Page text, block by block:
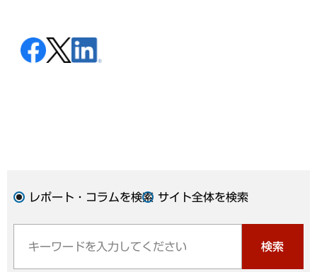
レポート・コラムを検索 サイト全体を検索
検索